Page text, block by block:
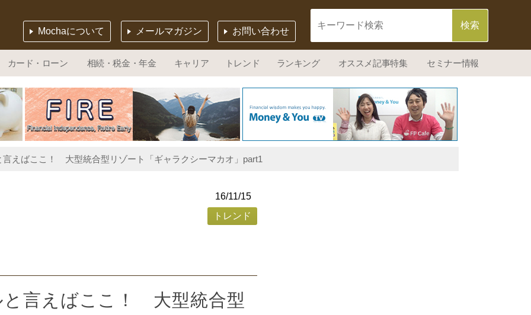
お問い合わせ
メールマガジン
Mochaについて
カード・ローン 相続・税金・年金 キャリア トレンド ランキング オススメ記事特集 セミナー情報
言えばここ！ 大型統合型リゾート「ギャラクシーマカオ」part1
16/11/15
トレンド
言えばここ！ 大型統合型